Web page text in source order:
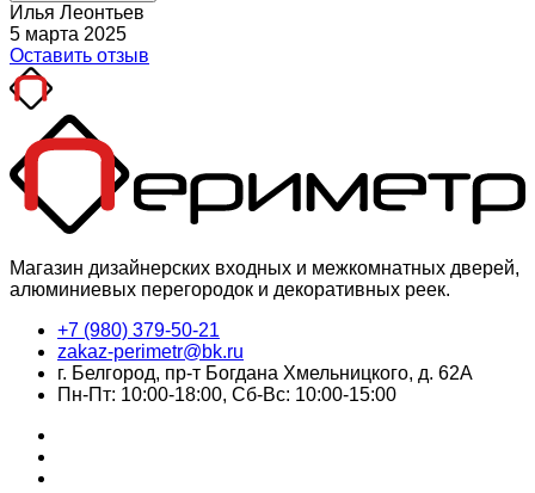
Илья Леонтьев
5 марта 2025
Оставить отзыв
Магазин дизайнерских входных и межкомнатных дверей,
алюминиевых перегородок и декоративных реек.
+7 (980) 379-50-21
zakaz-perimetr@bk.ru
г. Белгород, пр-т Богдана Хмельницкого, д. 62А
Пн-Пт: 10:00-18:00, Сб-Вс: 10:00-15:00